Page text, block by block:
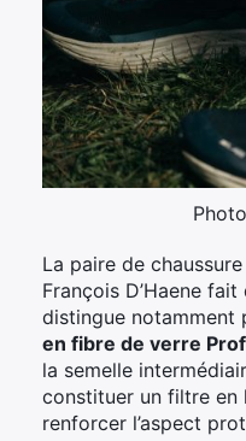
La paire de
François D’Haene
distingue notamment
en fibre de verre
la semelle
constituer un filtre en
renforcer l’aspect